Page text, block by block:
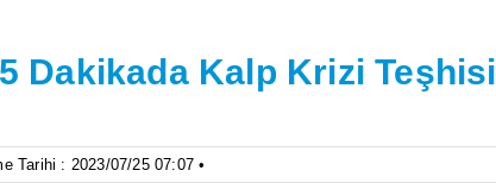
Dakikada Kalp Krizi Teşhisi
Tarihi : 2023/07/25 07:07 •